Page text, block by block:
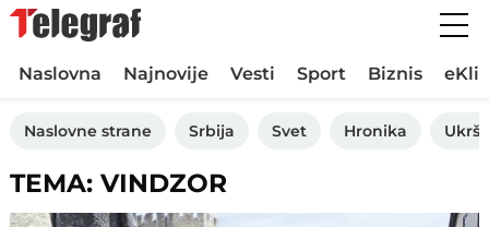
Naslovna Najnovije Vesti Sport Biznis
Naslovne strane Srbija Svet Hronika
TEMA: VINDZOR